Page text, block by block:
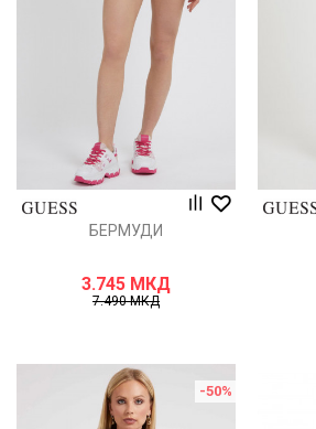
БЕРМУДИ
3.745 МКД
7.490МКД
-50%